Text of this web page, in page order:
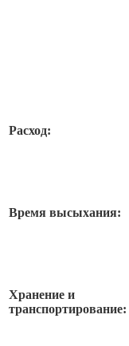
Расход:
Время высыхания:
Хранение и
транспортирование: